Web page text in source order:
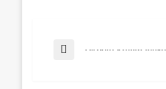
Post
Previous Post Dispora Kaltim